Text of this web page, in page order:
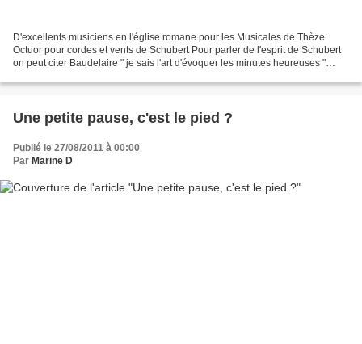
D'excellents musiciens en l'église romane pour les Musicales de Thèze
Octuor pour cordes et vents de Schubert Pour parler de l'esprit de Schubert
on peut citer Baudelaire " je sais l'art d'évoquer les minutes heureuses "
Une petite pause, c'est le pied ?
Publié le 27/08/2011 à 00:00
Par Marine D